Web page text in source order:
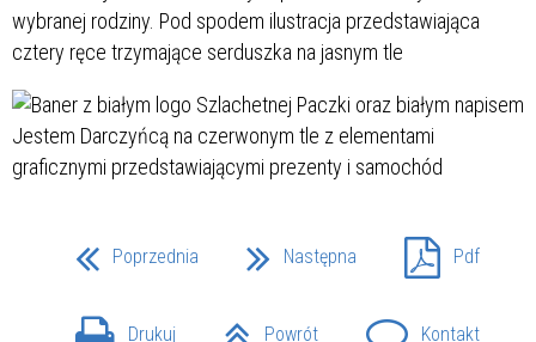
Poprzednia Następna Pdf
Drukuj Powrót Kontakt